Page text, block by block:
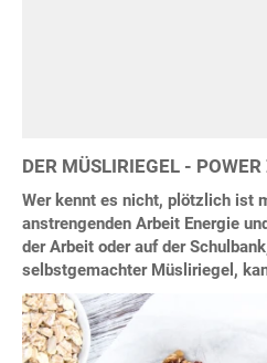
DER MÜSLIRIEGEL -
Wer kennt es nicht, plötzlich ist
anstrengenden Arbeit Energie
der Arbeit oder auf der
selbstgemachter Müsliriegel,